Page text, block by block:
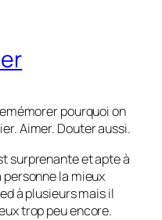
pourquoi on
Aimer. Douter aussi.
surprenante et apte à
la mieux
à plusieurs mais il
trop peu encore.